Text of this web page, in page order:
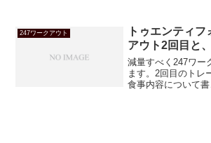
間も無駄にしたく
ないようにして結果
247ワークアウト
トゥエンティ
アウト2回目と
減量すべく247ワー
ます。2回目のトレ
食事内容について